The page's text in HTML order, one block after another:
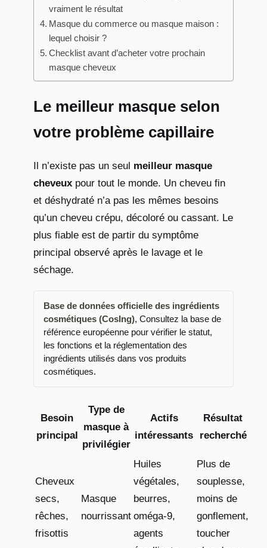
vraiment le résultat
Masque du commerce ou masque maison :
lequel choisir ?
Checklist avant d’acheter votre prochain
masque cheveux
Le meilleur masque selon
votre problème capillaire
Il n’existe pas un seul meilleur masque
cheveux pour tout le monde. Un cheveu fin
et déshydraté n’a pas les mêmes besoins
qu’un cheveu crépu, décoloré ou cassant. Le
plus fiable est de partir du symptôme
principal observé après le lavage et le
séchage.
Base de données officielle des ingrédients
cosmétiques (CosIng), Consultez la base de
référence européenne pour vérifier le statut,
les fonctions et la réglementation des
ingrédients utilisés dans vos produits
cosmétiques.
Besoin
principal
Type de
masque à
privilégier
Actifs
intéressants
Résultat
recherché
Cheveux
secs,
rêches,
frisottis
Masque
nourrissant
Huiles
végétales,
beurres,
oméga-9,
agents
Plus de
souplesse,
moins de
gonflement,
toucher